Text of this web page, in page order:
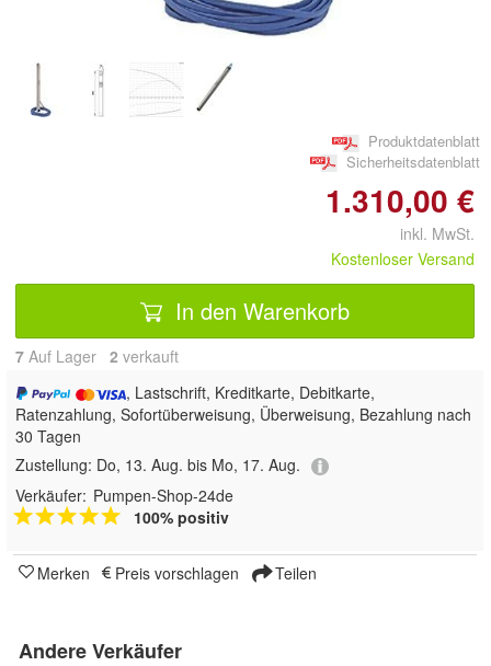
Produktdatenblatt
Sicherheitsdatenblatt
1.310,00 €
inkl. MwSt.
Kostenloser Versand
In den Warenkorb
7 Auf Lager 2 verkauft
, Lastschrift, Kreditkarte, Debitkarte,
Ratenzahlung, Sofortüberweisung, Überweisung, Bezahlung nach
30 Tagen
Zustellung: Do, 13. Aug. bis Mo, 17. Aug.
Verkäufer: Pumpen-Shop-24de
100% positiv
Merken Preis vorschlagen Teilen
Andere Verkäufer